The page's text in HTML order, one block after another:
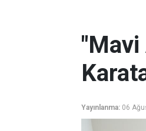
"Mavi
Yayınlanma: 06